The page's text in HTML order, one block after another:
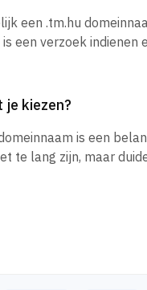
een .tm.hu
een verzoek indienen
je kiezen?
is een
te lang zijn, maar